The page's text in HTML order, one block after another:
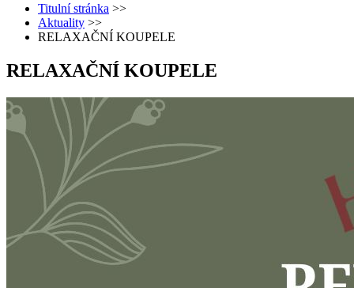
Titulní stránka >>
Aktuality >>
RELAXAČNÍ KOUPELE
RELAXAČNÍ KOUPELE